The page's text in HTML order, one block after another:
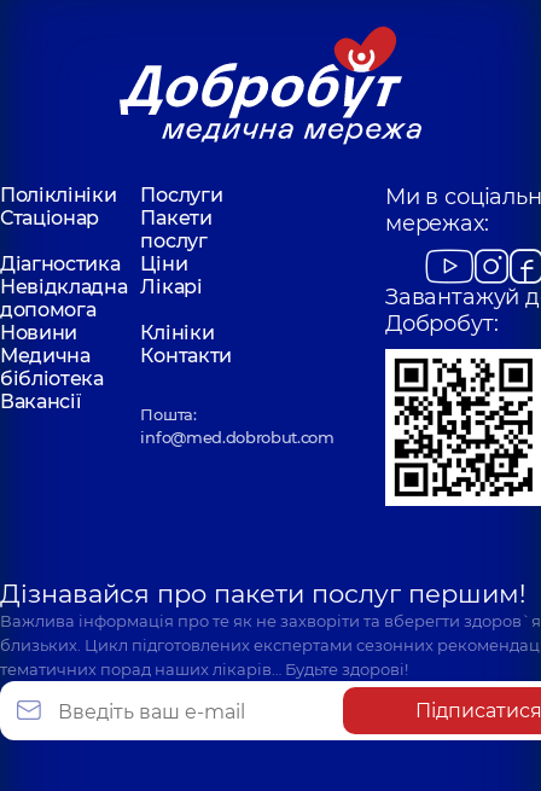
Поліклініки
Послуги
Стаціонар
Пакети
послуг
Діагностика
Ціни
Невідкладна
допомога
Лікарі
Новини
Клініки
Медична
бібліотека
Контакти
Вакансії
Пошта:
info@med.dobrobut.com
Ми в
мережах:
Завантажуй
Добробут:
Дізнавайся про пакети послуг першим!
Важлива інформація про те як не захворіти та вберегти
близьких. Цикл підготовлених експертами сезонних
тематичних порад наших лікарів… Будьте здорові!
Підписатися